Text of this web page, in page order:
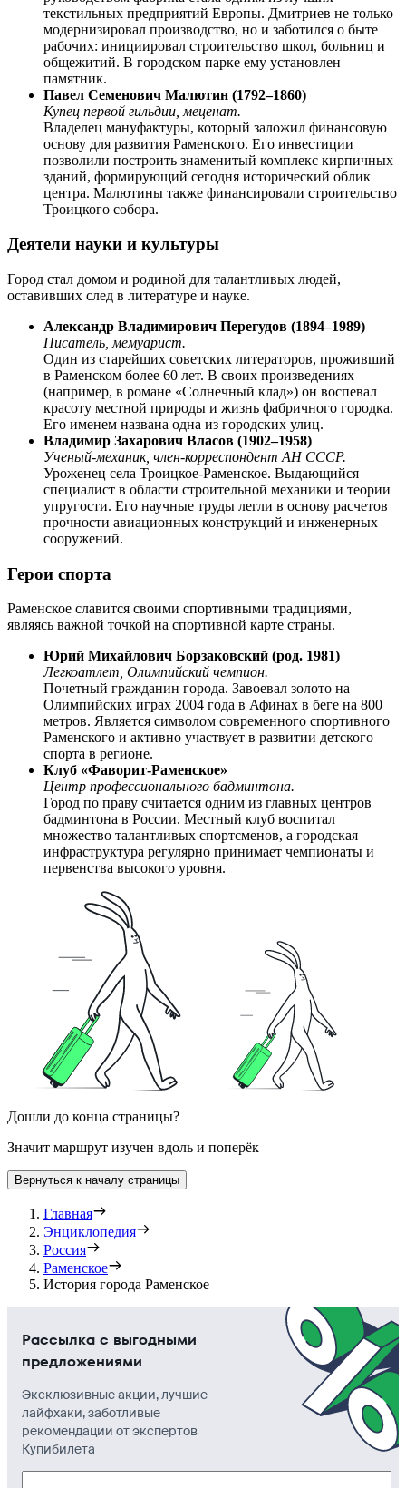
текстильных предприятий Европы. Дмитриев не только
модернизировал производство, но и заботился о быте
рабочих: инициировал строительство школ, больниц и
общежитий. В городском парке ему установлен
памятник.
Павел Семенович Малютин (1792–1860)
Купец первой гильдии, меценат.
Владелец мануфактуры, который заложил финансовую
основу для развития Раменского. Его инвестиции
позволили построить знаменитый комплекс кирпичных
зданий, формирующий сегодня исторический облик
центра. Малютины также финансировали строительство
Троицкого собора.
Деятели науки и культуры
Город стал домом и родиной для талантливых людей,
оставивших след в литературе и науке.
Александр Владимирович Перегудов (1894–1989)
Писатель, мемуарист.
Один из старейших советских литераторов, проживший
в Раменском более 60 лет. В своих произведениях
(например, в романе «Солнечный клад») он воспевал
красоту местной природы и жизнь фабричного городка.
Его именем названа одна из городских улиц.
Владимир Захарович Власов (1902–1958)
Ученый-механик, член-корреспондент АН СССР.
Уроженец села Троицкое-Раменское. Выдающийся
специалист в области строительной механики и теории
упругости. Его научные труды легли в основу расчетов
прочности авиационных конструкций и инженерных
сооружений.
Герои спорта
Раменское славится своими спортивными традициями,
являясь важной точкой на спортивной карте страны.
Юрий Михайлович Борзаковский (род. 1981)
Легкоатлет, Олимпийский чемпион.
Почетный гражданин города. Завоевал золото на
Олимпийских играх 2004 года в Афинах в беге на 800
метров. Является символом современного спортивного
Раменского и активно участвует в развитии детского
спорта в регионе.
Клуб «Фаворит-Раменское»
Центр профессионального бадминтона.
Город по праву считается одним из главных центров
бадминтона в России. Местный клуб воспитал
множество талантливых спортсменов, а городская
инфраструктура регулярно принимает чемпионаты и
первенства высокого уровня.
Дошли до конца страницы?
Значит маршрут изучен вдоль и поперёк
Вернуться к началу страницы
Главная
Энциклопедия
Россия
Раменское
История города Раменское
Рассылка с выгодными
предложениями
Эксклюзивные акции, лучшие
лайфхаки, заботливые
рекомендации от экспертов
Купибилета